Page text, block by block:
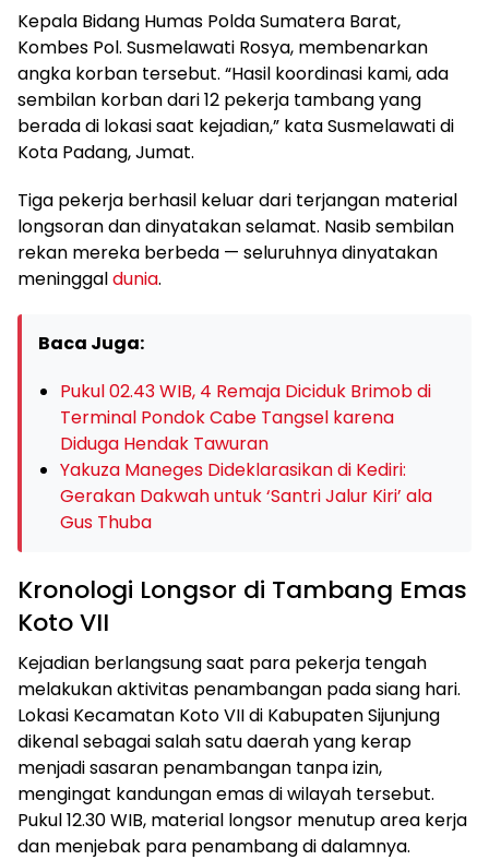
Kepala Bidang Humas Polda Sumatera Barat,
Kombes Pol. Susmelawati Rosya, membenarkan
angka korban tersebut. “Hasil koordinasi kami, ada
sembilan korban dari 12 pekerja tambang yang
berada di lokasi saat kejadian,” kata Susmelawati di
Kota Padang, Jumat.
Tiga pekerja berhasil keluar dari terjangan material
longsoran dan dinyatakan selamat. Nasib sembilan
rekan mereka berbeda — seluruhnya dinyatakan
meninggaldunia.
Baca Juga:
Pukul 02.43 WIB, 4 Remaja Diciduk Brimob di
Terminal Pondok Cabe Tangsel karena
Diduga Hendak Tawuran
Yakuza Maneges Dideklarasikan di Kediri:
Gerakan Dakwah untuk ‘Santri Jalur Kiri’ ala
Gus Thuba
Kronologi Longsor di Tambang Emas
Koto VII
Kejadian berlangsung saat para pekerja tengah
melakukan aktivitas penambangan pada siang hari.
Lokasi Kecamatan Koto VII di Kabupaten Sijunjung
dikenal sebagai salah satu daerah yang kerap
menjadi sasaran penambangan tanpa izin,
mengingat kandungan emas di wilayah tersebut.
Pukul 12.30 WIB, material longsor menutup area kerja
dan menjebak para penambang di dalamnya.